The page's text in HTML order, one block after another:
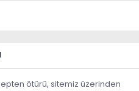
ötürü, sitemiz üzerinden